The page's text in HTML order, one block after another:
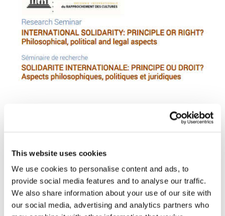
This website uses cookies
We use cookies to personalise content and ads, to
provide social media features and to analyse our traffic.
We also share information about your use of our site with
our social media, advertising and analytics partners who
5 – 7 luglio 2017, Ginevra